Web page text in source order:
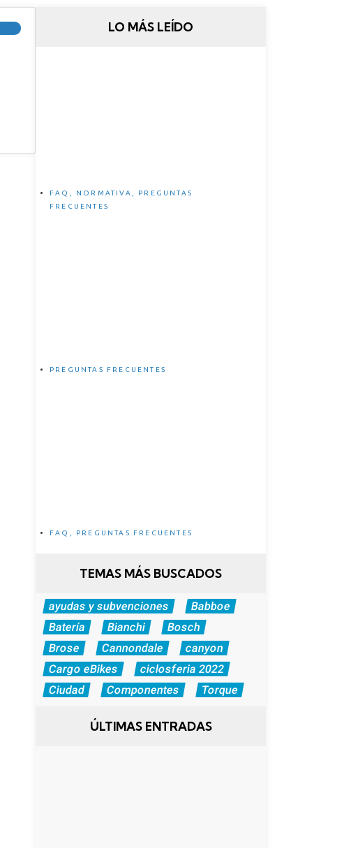
LO MÁS LEÍDO
FAQ NORMATIVA
PREGUNTAS
FRECUENTES
PREGUNTAS FRECUENTES
FAQ PREGUNTAS FRECUENTES
TEMAS MÁS BUSCADOS
ayudas y subvenciones
Babboe
Batería
Bianchi
Bosch
Brose
Cannondale
canyon
Cargo eBikes
ciclosferia 2022
Ciudad
Componentes Torque
ÚLTIMAS ENTRADAS